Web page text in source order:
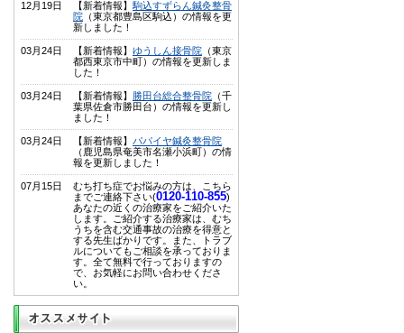
12月19日 【新着情報】 駒込すずらん鍼灸整骨
院 （東京都豊島区駒込）の情報を更
新しました！
03月24日 【新着情報】 ゆうしん接骨院 （東京
都西東京市中町）の情報を更新しま
した！
03月24日 【新着情報】 勝田台総合整骨院 （千
葉県佐倉市勝田台）の情報を更新し
ました！
03月24日 【新着情報】 パパイヤ鍼灸整骨院
（鹿児島県奄美市名瀬小浜町）の情
報を更新しました！
07月15日
むち打ち症でお悩みの方は、こちら
までご連絡下さい(0120-110-855)
あなたの近くの治療家をご紹介いた
します。ご紹介する治療家は、むち
うちを含む交通事故の治療を得意と
する先生ばかりです。また、トラブ
ルについてもご相談を承っておりま
す。全て無料で行っておりますの
で、お気軽にお問い合わせくださ
い。